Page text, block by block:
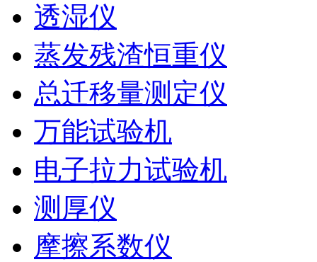
透湿仪
蒸发残渣恒重仪
总迁移量测定仪
万能试验机
电子拉力试验机
测厚仪
摩擦系数仪